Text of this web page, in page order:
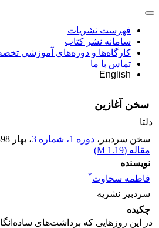
فهرست نشریات
سامانه نشر کتاب
کارگاه‌ها و دوره‌های آموزشی
تماس با ما
English
سخن آغازین
دلتا
سخن سردبیر، دوره 1، شماره 3 ، بهار 1398
مقاله (1.19 M
)
نویسنده
فاطمه سخاوت*
سردبیر نشریه
چکیده
در این روزهایی که برداشت‌های